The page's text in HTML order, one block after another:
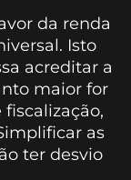
da renda
Isto
acreditar a
maior for
as
ter desvio